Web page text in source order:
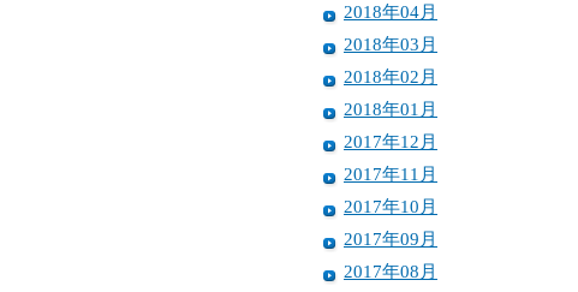
2018年04月
2018年03月
2018年02月
2018年01月
2017年12月
2017年11月
2017年10月
2017年09月
2017年08月